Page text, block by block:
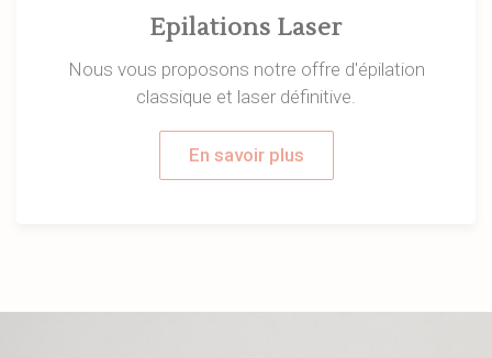
Epilations Laser
Nous vous proposons notre offre d'épilation
classique et laser définitive.
En savoir plus